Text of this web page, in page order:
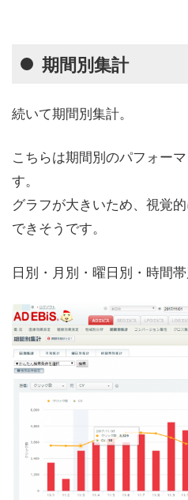
期間別集計
続いて期間別集計。
こちらは期間別のパフォー
す。
グラフが大きいため、視覚
できそうです。
日別・月別・曜日別・時間